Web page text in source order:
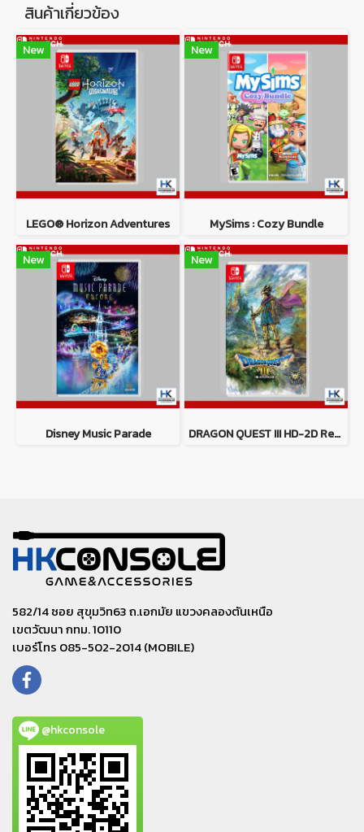
สินค้าเกี่ยวข้อง
New
LEGO® Horizon Adventures
New
MySims : Cozy Bundle
New
Disney Music Parade
New
DRAGON QUEST III HD-2D Remake
582/14 ซอย สุขุมวิท63 ถ.เอกมัย แขวงคลองตันเหนือ
เขตวัฒนา กทม. 10110
เบอร์โทร 085-502-2014 (MOBILE)
@hkconsole